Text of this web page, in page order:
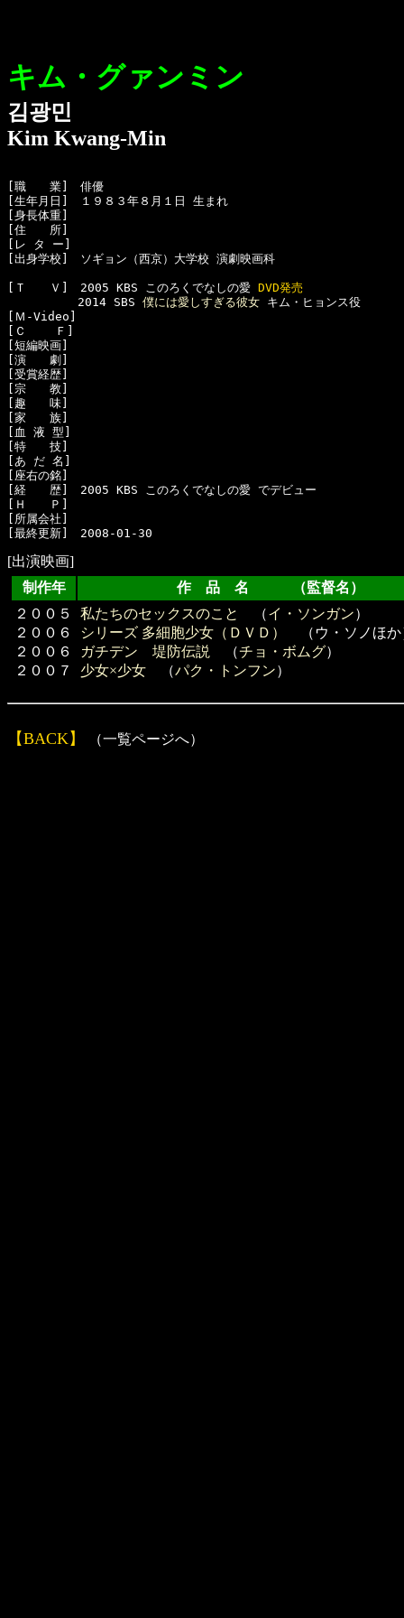
キム・グァンミン
김광민
Kim Kwang-Min
[職　　業]　俳優
[生年月日]　１９８３年８月１日 生まれ
[身長体重]
[住　　所]
[レ タ ー]
[出身学校]　ソギョン（西京）大学校 演劇映画科
[Ｔ　　Ｖ]　2005 KBS このろくでなしの愛 DVD発売
2014 SBS 僕には愛しすぎる彼女 キム・ヒョンス役
[Ｍ-Video]
[Ｃ    Ｆ]
[短編映画]
[演　　劇]
[受賞経歴]
[宗　　教]
[趣　　味]
[家　　族]
[血 液 型]
[特　　技]
[あ だ 名]
[座右の銘]
[経　　歴]　2005 KBS このろくでなしの愛 でデビュー
[Ｈ　　Ｐ]
[所属会社]
[出演映画]
制作年
作 品 名 （監督名）
２００５
２００６
２００６
２００７
私たちのセックスのこと （イ・ソンガン）
シリーズ 多細胞少女（ＤＶＤ）
（ウ・ソノほ
ガチデン 堤防伝説
（チョ・ボムグ）
少女×少女 （パク・トンフン）
【BACK】 （一覧ページへ）